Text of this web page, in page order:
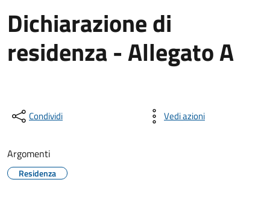
Dichiarazione di
residenza - Allegato A
Condividi Vedi azioni
Argomenti
Residenza